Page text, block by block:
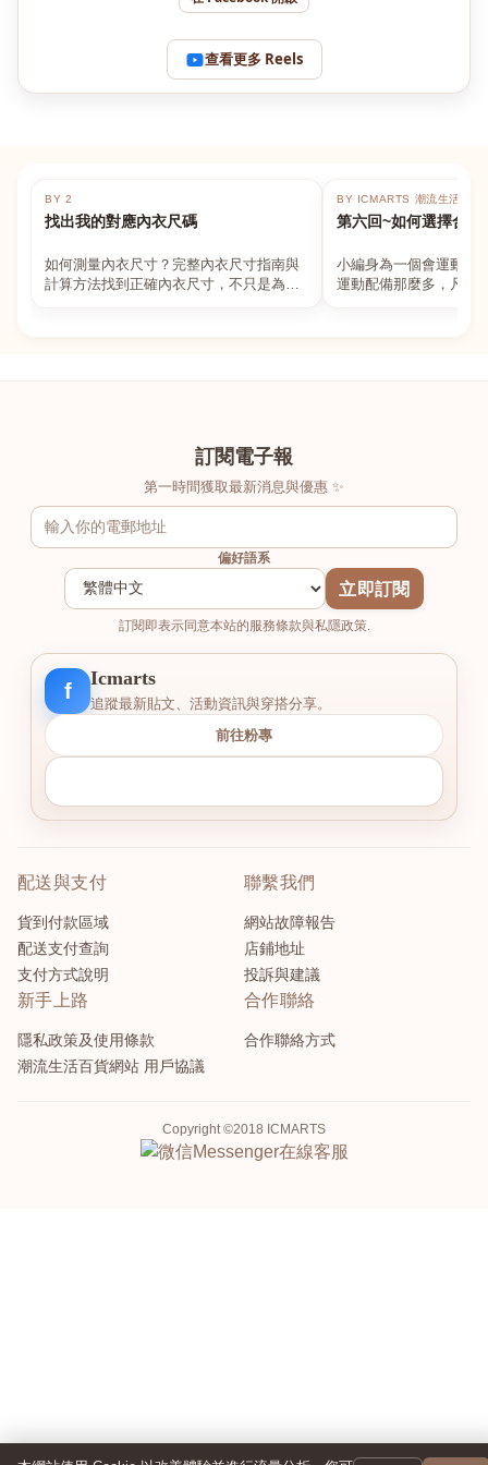
查看更多 Reels
BY 2
找出我的對應內衣尺碼
如何測量內衣尺寸？完整內衣尺寸指南與
計算方法找到正確內衣尺寸，不只是為了
BY ICMARTS 潮流生活百貨
第六回~如何選擇合適
小編身為一個會運動的
運動配備那麼多，凡舉
訂閱電子報
第一時間獲取最新消息與優惠 ✨
偏好語系
立即訂閱
訂閱即表示同意本站的服務條款與私隱政策.
f
Icmarts
追蹤最新貼文、活動資訊與穿搭分享。
前往粉專
配送與支付
貨到付款區域
配送支付查詢
支付方式說明
聯繫我們
網站故障報告
店鋪地址
投訴與建議
新手上路
隱私政策及使用條款
潮流生活百貨網站 用戶協議
合作聯絡
合作聯絡方式
Copyright ©2018 ICMARTS
Messenger在線客服